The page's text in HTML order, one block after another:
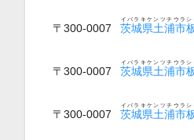
〒300-0007 茨城県土浦市
イバラキケンツチウラシ
〒300-0007 茨城県土浦市
イバラキケンツチウラシ
〒300-0007 茨城県土浦市
イバラキケンツチウラシ